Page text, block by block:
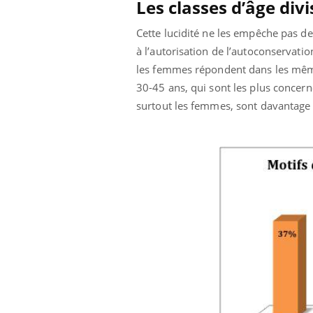
Les classes d’âge
Cette lucidité ne les empêche pas
à l’autorisation de
les femmes répondent dans les
30-45 ans, qui sont les plus
surtout les femmes, sont